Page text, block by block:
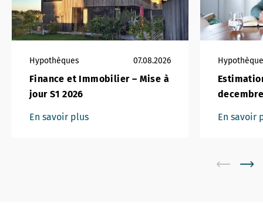
Hypothèques 07.08.2026
Finance et Immobilier – Mise à
jour S1 2026
En savoir plus En savoir